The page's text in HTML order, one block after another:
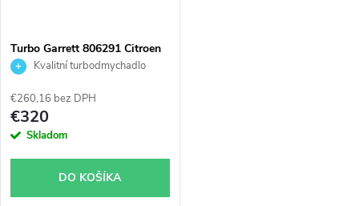
Turbo Garrett 806291 Citroen
Ford Mazda Peugeot Volvo 1.5
Kvalitní turbodmychadlo
€260,16 bez DPH
€320
Skladom
DO KOŠÍKA